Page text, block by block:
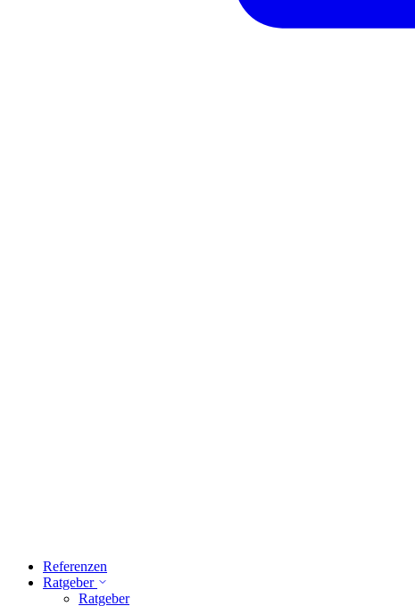
Referenzen
Ratgeber
Ratgeber